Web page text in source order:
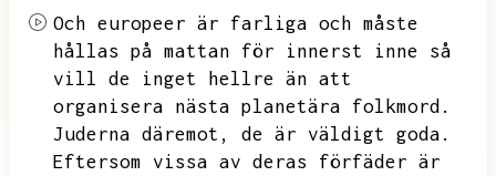
Och europeer är farliga och måste
hållas på mattan för innerst inne så
vill de inget hellre än att
organisera nästa planetära folkmord.
Juderna däremot,
de är väldigt goda.
Eftersom vissa av deras förfäder är